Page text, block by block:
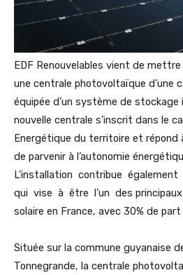
EDF Renouvelables vient de
une centrale photovoltaïque d’une
équipée d’un système de
nouvelle centrale s’inscrit dans le
Energétique du territoire et répond
de parvenir à l’autonomie
L’installation contribue également
qui vise à être l’un des principaux
solaire en France, avec 30% de
Située sur la commune guyanaise
Tonnegrande, la centrale